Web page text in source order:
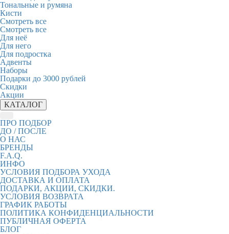
Тональные и румяна
Кисти
Смотреть все
Смотреть все
Для неё
Для него
Для подростка
Адвенты
Наборы
Подарки до 3000 рублей
Скидки
Акции
КАТАЛОГ
ПРО ПОДБОР
ДО / ПОСЛЕ
О НАС
БРЕНДЫ
F.A.Q.
ИНФО
УСЛОВИЯ ПОДБОРА УХОДА
ДОСТАВКА И ОПЛАТА
ПОДАРКИ, АКЦИИ, СКИДКИ.
УСЛОВИЯ ВОЗВРАТА
ГРАФИК РАБОТЫ
ПОЛИТИКА КОНФИДЕНЦИАЛЬНОСТИ
ПУБЛИЧНАЯ ОФЕРТА
БЛОГ